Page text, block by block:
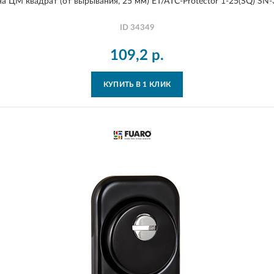
ID 34349
109,2 р.
КУПИТЬ В 1 КЛИК